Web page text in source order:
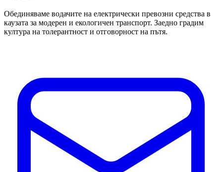
Обединяваме водачите на електрически превозни средства в
каузата за модерен и екологичен транспорт. Заедно градим
култура на толерантност и отговорност на пътя.